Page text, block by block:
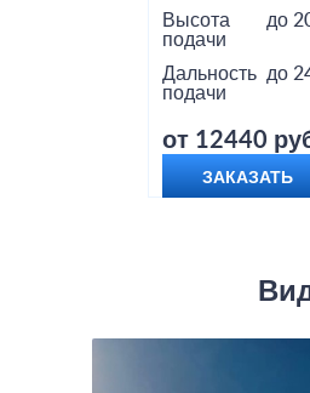
Высота
подачи
до
Дальность
подачи
до
от 12440
ЗАКАЗАТЬ